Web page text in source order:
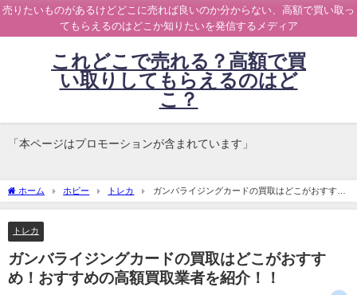
売りたいものがあるけどどこに売れば良いのか分からない、高額で買い取っ
てもらえるのはどこか知りたいを発信するメディア
これどこで売れる？高額で買
い取りしてもらえるのはど
こ？
「本ページはプロモーションが含まれています」
ホーム ホビー トレカ
ガンバライジングカードの買取はどこがおすす
め！おすすめの高額買取業者を紹介！！
トレカ
ガンバライジングカードの買取はどこがおすす
め！おすすめの高額買取業者を紹介！！